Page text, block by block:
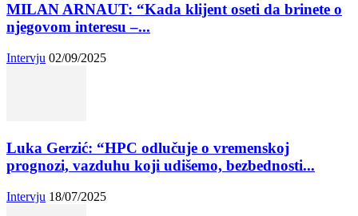
MILAN ARNAUT: “Kada klijent oseti da brinete o
njegovom interesu –...
Intervju 02/09/2025
Luka Gerzić: “HPC odlučuje o vremenskoj
prognozi, vazduhu koji udišemo, bezbednosti...
Intervju 18/07/2025